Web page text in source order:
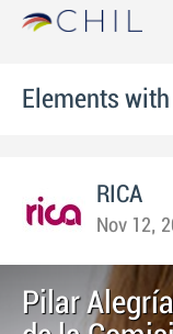
Elements
RICA
Nov 12,
Pilar